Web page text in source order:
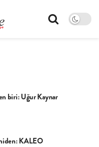
biri: Uğur Kaynar
KALEO